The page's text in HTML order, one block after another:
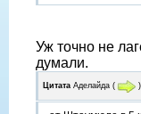
Уж точно не
думали.
Цитата Аделайда ( )